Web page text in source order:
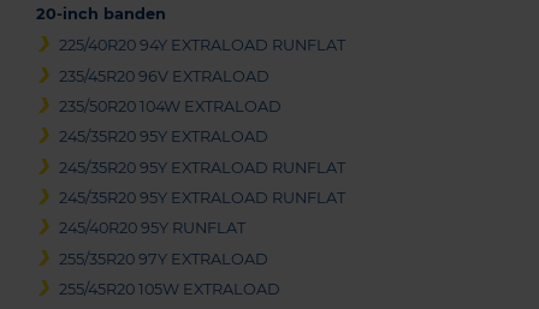
20-inch banden
225/40R20 94Y EXTRALOAD RUNFLAT
235/45R20 96V EXTRALOAD
235/50R20 104W EXTRALOAD
245/35R20 95Y EXTRALOAD
245/35R20 95Y EXTRALOAD RUNFLAT
245/35R20 95Y EXTRALOAD RUNFLAT
245/40R20 95Y RUNFLAT
255/35R20 97Y EXTRALOAD
255/45R20 105W EXTRALOAD